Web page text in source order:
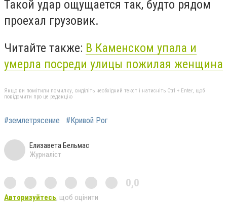
Такой удар ощущается так, будто рядом
проехал грузовик.
Читайте также: В Каменском упала и
умерла посреди улицы пожилая женщина
Якщо ви помітили помилку, виділіть необхідний текст і натисніть Ctrl + Enter, щоб
повідомити про це редакцію
#землетрясение #Кривой Рог
Елизавета Бельмас
Журналіст
0,0
Авторизуйтесь, щоб оцінити